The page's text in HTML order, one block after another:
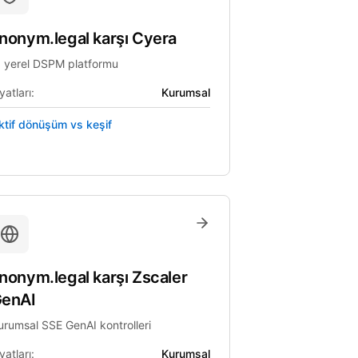
karşı Cyera
yerel DSPM platformu
Kurumsal
dönüşüm vs keşif
karşı Zscaler
SSE GenAI kontrolleri
Kurumsal